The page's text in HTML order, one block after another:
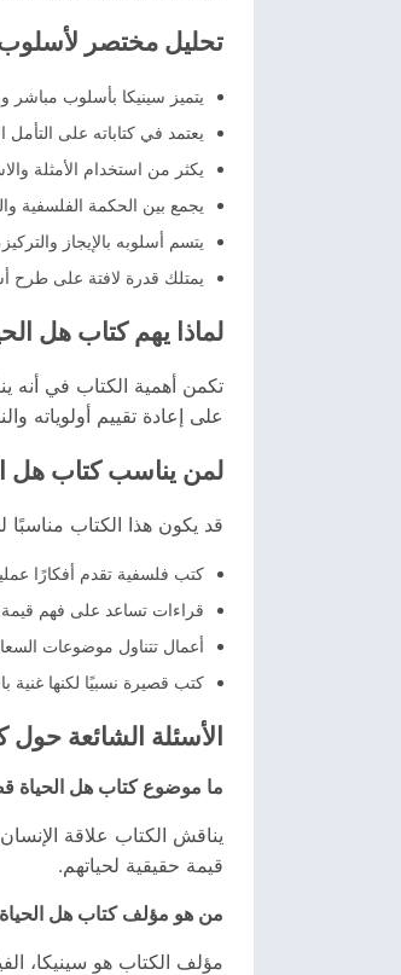
تحليل مختصر لأسلوب
يتميز سينيكا بأسلوب
يعتمد في كتاباته على
يكثر من استخدام الأمثلة
يجمع بين الحكمة الفلسفية
يتسم أسلوبه بالإيجاز
يمتلك قدرة لافتة على طرح
لماذا يهم كتاب هل
تكمن أهمية الكتاب في أنه
على إعادة تقييم أولوياته
لمن يناسب كتاب هل
قد يكون هذا الكتاب مناسبًا
كتب فلسفية تقدم أفكارًا
قراءات تساعد على فهم قيمة
أعمال تتناول موضوعات
كتب قصيرة نسبيًا لكنها غنية
الأسئلة الشائعة
ما موضوع كتاب هل الحياة
يناقش الكتاب علاقة
قيمة حقيقية لحياتهم.
من هو مؤلف كتاب هل
مؤلف الكتاب هو سينيكا،